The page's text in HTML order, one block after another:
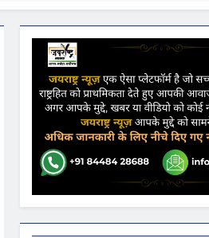
की आशंका
कहा- कार्यक्रम से सरकार का कोई संबंध नहीं